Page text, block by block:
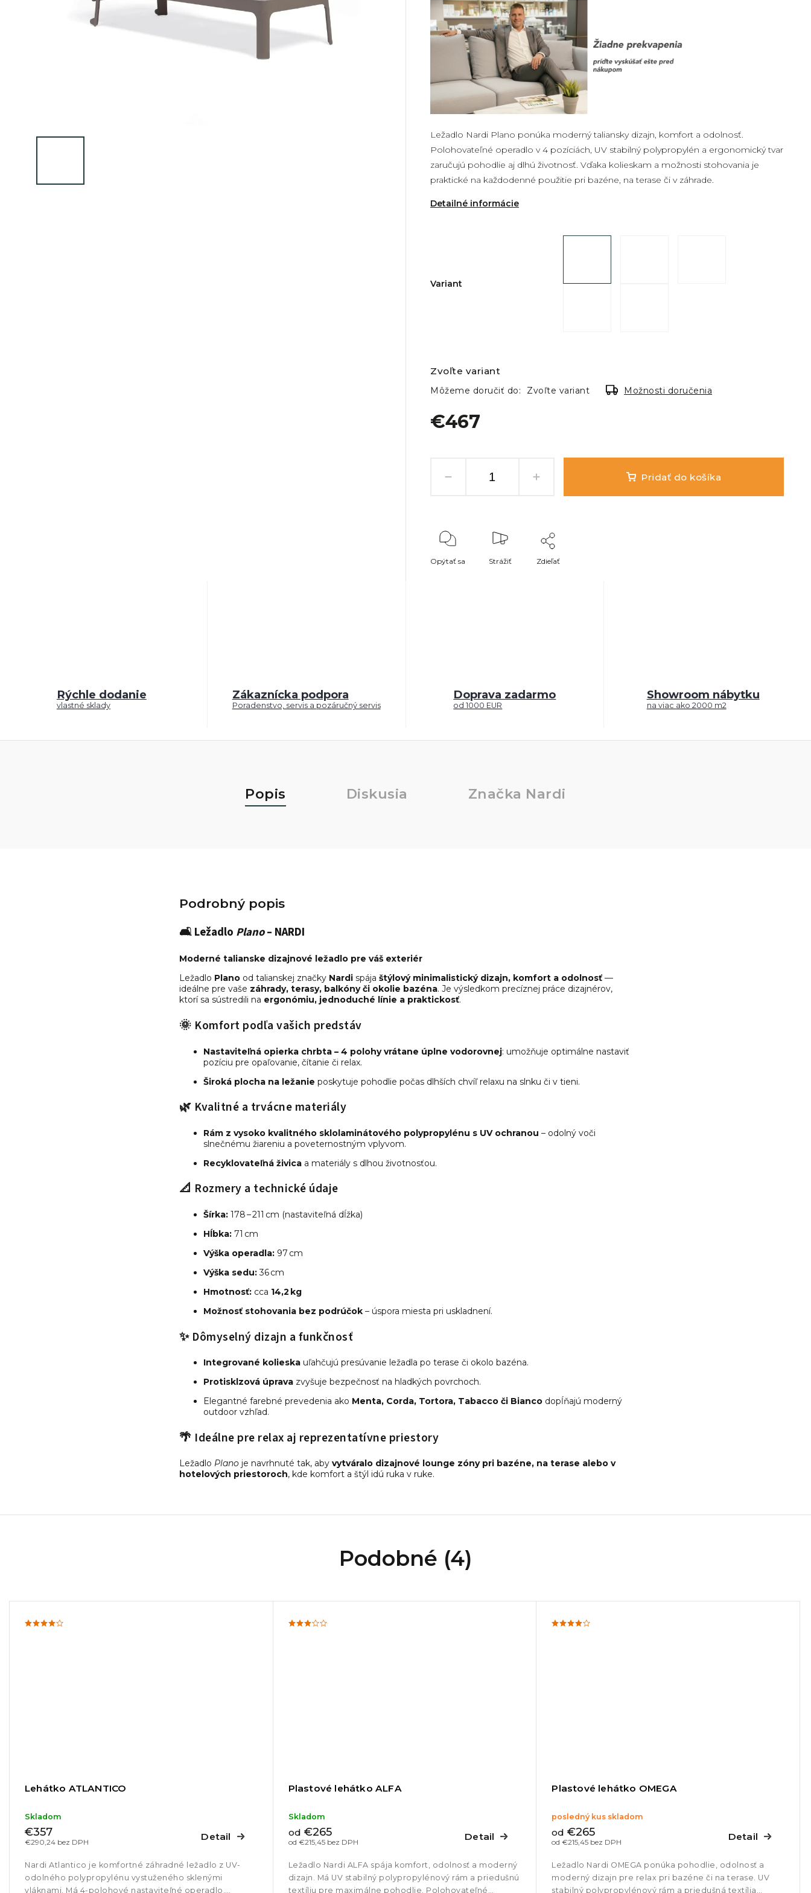
Ležadlo Nardi Plano ponúka moderný taliansky dizajn, komfort a odolnosť.
Polohovateľné operadlo v 4 pozíciách, UV stabilný polypropylén a ergonomický tvar
zaručujú pohodlie aj dlhú životnosť. Vďaka kolieskam a možnosti stohovania je
praktické na každodenné použitie pri bazéne, na terase či v záhrade.
Detailné informácie
Variant
€467
Zvoľte variant
Môžeme doručiť do: Zvoľte variant Možnosti doručenia
Pridať do košíka
Opýtať sa Strážiť Zdieľať
Rýchle dodanie
vlastné sklady
Zákaznícka podpora
Poradenstvo, servis a pozáručný servis
Doprava zadarmo
od 1000 EUR
Showroom nábytku
na viac ako 2000 m2
Popis Diskusia Značka Nardi
Podrobný popis
🛋️Ležadlo Plano– NARDI
Moderné talianske dizajnové ležadlo pre váš exteriér
Ležadlo Plano od talianskej značky Nardi spája štýlový minimalistický dizajn, komfort a odolnosť —
ideálne pre vaše záhrady, terasy, balkóny či okolie bazéna. Je výsledkom precíznej práce dizajnérov,
ktorí sa sústredili na ergonómiu, jednoduché línie a praktickosť.
🌞 Komfort podľa vašich predstáv
Nastaviteľná opierka chrbta – 4 polohy vrátane úplne vodorovnej: umožňuje optimálne nastaviť
pozíciu pre opaľovanie, čítanie či relax.
Široká plocha na ležanie poskytuje pohodlie počas dlhších chvíľ relaxu na slnku či v tieni.
🌿 Kvalitné a trvácne materiály
Rám z vysoko kvalitného sklolaminátového polypropylénu s UV ochranou – odolný voči
slnečnému žiareniu a poveternostným vplyvom.
Recyklovateľná živica a materiály s dlhou životnosťou.
📐 Rozmery a technické údaje
Šírka: 178 – 211 cm (nastaviteľná dĺžka)
Hĺbka: 71 cm
Výška operadla: 97 cm
Výška sedu:36 cm
Hmotnosť: cca 14,2 kg
Možnosť stohovania bez podrúčok – úspora miesta pri uskladnení.
✨ Dômyselný dizajn a funkčnosť
Integrované kolieska uľahčujú presúvanie ležadla po terase či okolo bazéna.
Protisklzová úprava zvyšuje bezpečnosť na hladkých povrchoch.
Elegantné farebné prevedenia ako Menta, Corda, Tortora, Tabacco či Bianco dopĺňajú moderný
outdoor vzhľad.
🌴 Ideálne pre relax aj reprezentatívne priestory
Ležadlo Plano je navrhnuté tak, aby vytváralo dizajnové lounge zóny pri bazéne, na terase alebo v
hotelových priestoroch, kde komfort a štýl idú ruka v ruke.
Podobné (4)
Lehátko ATLANTICO
Skladom
€290,24 bez DPH
€357 Detail
Nardi Atlantico je komfortné záhradné ležadlo z UV-
odolného polypropylénu vystuženého sklenými
vláknami. Má 4-polohové nastaviteľné operadlo,
Plastové lehátko ALFA
Skladom
od €215,45 bez DPH
od €265 Detail
Ležadlo Nardi ALFA spája komfort, odolnosť a moderný
dizajn. Má UV stabilný polypropylénový rám a priedušnú
textíliu pre maximálne pohodlie. Polohovateľné
Plastové lehátko OMEGA
posledný kus skladom
od €215,45 bez DPH
od €265 Detail
Ležadlo Nardi OMEGA ponúka pohodlie, odolnosť a
moderný dizajn pre relax pri bazéne či na terase. UV
stabilný polypropylénový rám a priedušná textília